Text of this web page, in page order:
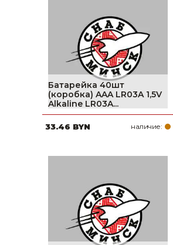
Садовая техника, оснастка и принадлежности
Сварочное оборудование и материалы
Средства индивидуальной защиты и спецодежда
Хранение инструмента (ящики, сумки, пояса, тележки)
Хозтовары
Масла и смазки
Крепеж и фурнитура
Батарейка 40шт
(коробка) AAA LR03A 1,5V
Alkaline LR03A...
33.46 BYN наличие: